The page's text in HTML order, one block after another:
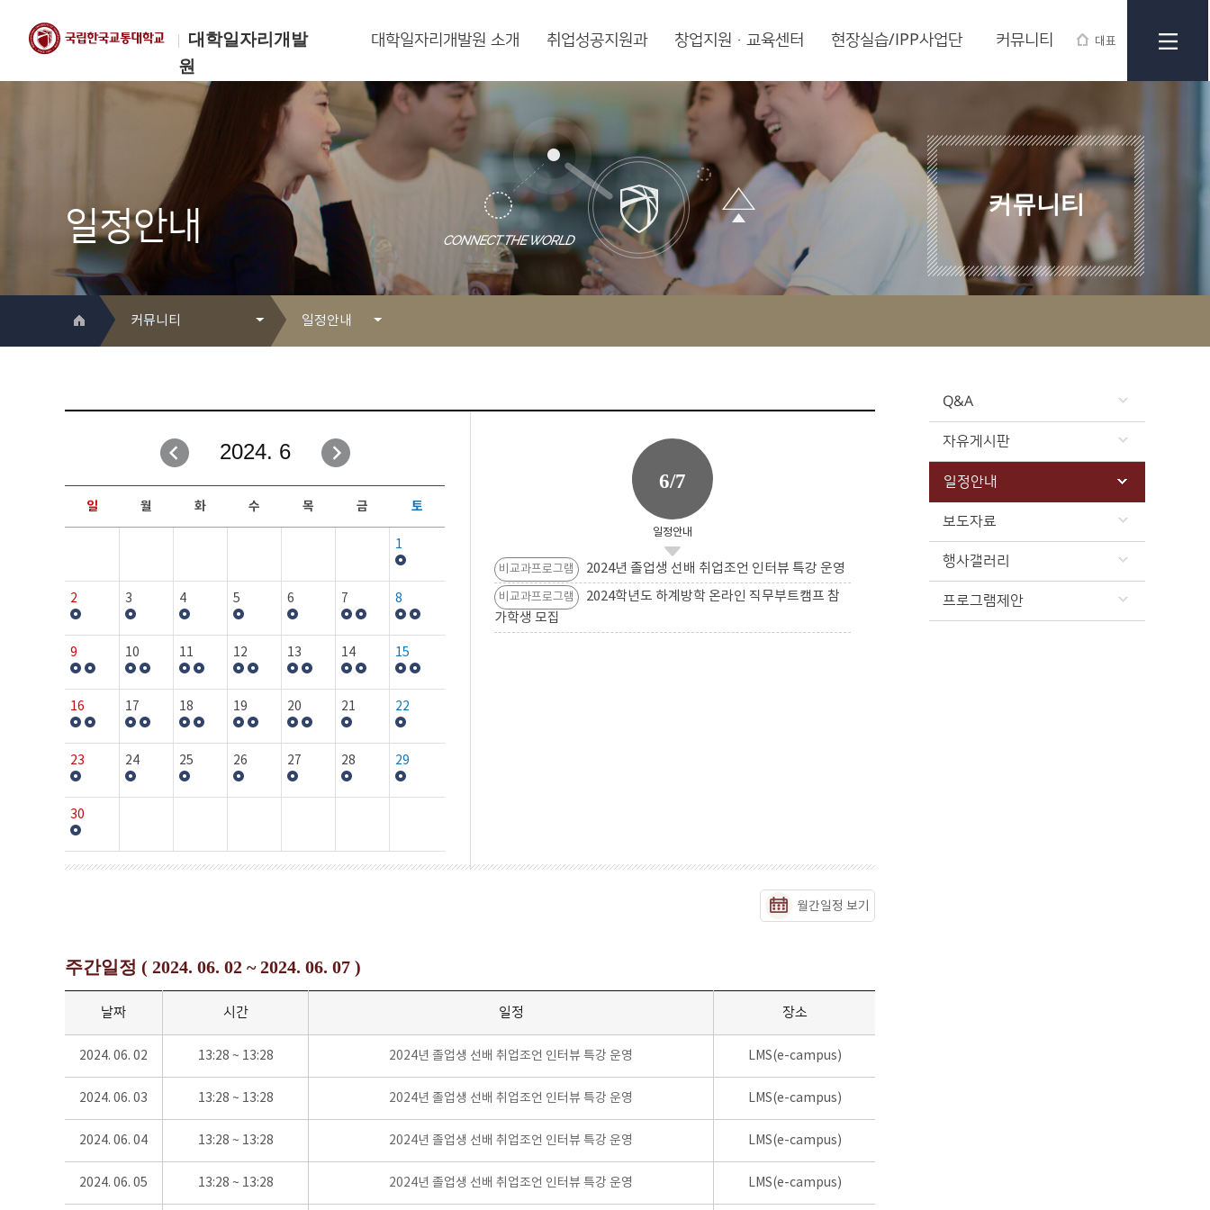
대학일자리개발
원
대표
한국교통대학교
대학일자리개발원
대학일자리개발원 소개 취업성공지원과 창업지원·교육센터 현장실습/IPP사업단 커뮤니티
일정안내
커뮤니티
커뮤니티
취업성공지원과
창업지원·교육센터
현장실습/IPP사업단
커뮤니티
일정안내
자유게시판
일정안내
보도자료
행사갤러리
Q&A
자유게시판
일정안내
보도자료
행사갤러리
프로그램제안
2024. 6
일 월 화 수 목 금 토
1
2 3 4 5 6 7 8
9 10 11 12 13 14 15
16 17 18 19 20 21 22
23 24 25 26 27 28 29
30
6/7
일정안내
비교과프로그램 2024년 졸업생 선배 취업조언 인터뷰 특강 운영
비교과프로그램
2024학년도 하계방학 온라인 직무부트캠프 참
가학생 모집
월간일정 보기
주간일정 ( 2024. 06. 02 ~ 2024. 06. 07 )
날짜 시간 일정 장소
2024. 06. 02 13:28 ~ 13:28 2024년 졸업생 선배 취업조언 인터뷰 특강 운영 LMS(e-campus)
2024. 06. 03 13:28 ~ 13:28 2024년 졸업생 선배 취업조언 인터뷰 특강 운영 LMS(e-campus)
2024. 06. 04 13:28 ~ 13:28 2024년 졸업생 선배 취업조언 인터뷰 특강 운영 LMS(e-campus)
2024. 06. 05 13:28 ~ 13:28 2024년 졸업생 선배 취업조언 인터뷰 특강 운영 LMS(e-campus)